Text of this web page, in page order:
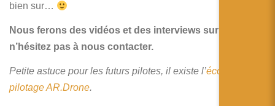
bien sur…
Nous ferons des vidéos et des interviews sur place,
n’hésitez pas à nous contacter.
Petite astuce pour les futurs pilotes, il existe l’école de
pilotage AR.Drone.